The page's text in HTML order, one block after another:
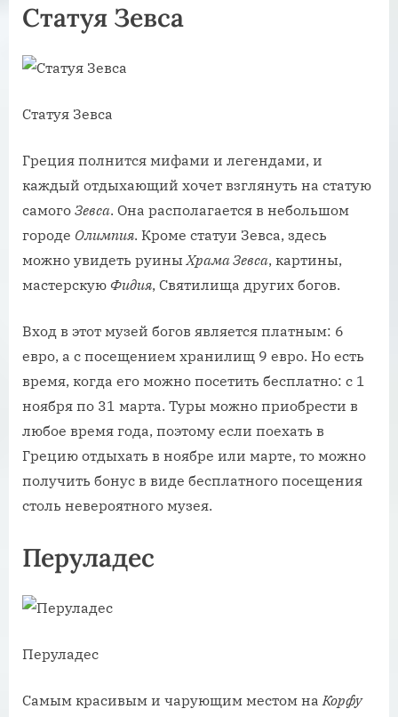
Статуя Зевса
Статуя Зевса
Греция полнится мифами и легендами, и
каждый отдыхающий хочет взглянуть на статую
самого Зевса. Она располагается в небольшом
городе Олимпия. Кроме статуи Зевса, здесь
можно увидеть руиныХрама Зевса, картины,
мастерскую Фидия, Святилища других богов.
Вход в этот музей богов является платным: 6
евро, а с посещением хранилищ 9 евро. Но есть
время, когда его можно посетить бесплатно: с 1
ноября по 31 марта. Туры можно приобрести в
любое время года, поэтому если поехать в
Грецию отдыхать в ноябре или марте, то можно
получить бонус в виде бесплатного посещения
столь невероятного музея.
Перуладес
Перуладес
Самым красивым и чарующим местом на Корфу